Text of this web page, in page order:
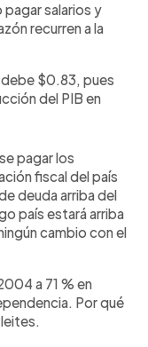
salarios y
recurren a la
debe $0.83, pues
del PIB en
pagar los
fiscal del país
deuda arriba del
país estará arriba
cambio con el
a 71 % en
Por qué